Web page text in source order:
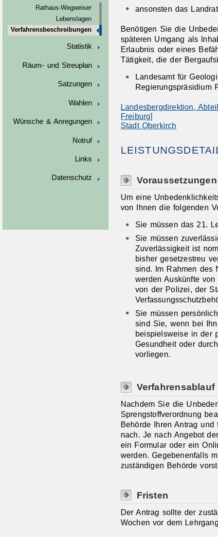
Rathaus-Wegweiser
Lebenslagen
Verfahrensbeschreibungen
Statistik
Räum- und Streuplan
Satzungen
Wahlen
Wünsche & Anregungen
Notruf
Links
Datenschutz
ansonsten das
Benötigen Sie die
späteren Umgang als
Erlaubnis oder eines
Tätigkeit, die der
Landesamt für
Regierungspräsidium
Landesbergdirektion,
Freiburg]
Stadt Oberkirch
Voraussetzungen
Um eine
von Ihnen die folgenden
Sie müssen das 21.
Sie müssen
Zuverlässigkeit ist
bisher gesetzestreu
sind. Im Rahmen des
werden Auskünfte
von der Polizei, der
Sie müssen
sind Sie, wenn bei
beispielsweise in der
Gesundheit oder
vorliegen.
Verfahrensablauf
Nachdem Sie die
Sprengstoffverordnung
Behörde Ihren Antrag
nach. Je nach Angebot
ein Formular oder ein
werden. Gegebenenfalls
zuständigen Behörde
Fristen
Der Antrag sollte der
Wochen vor dem